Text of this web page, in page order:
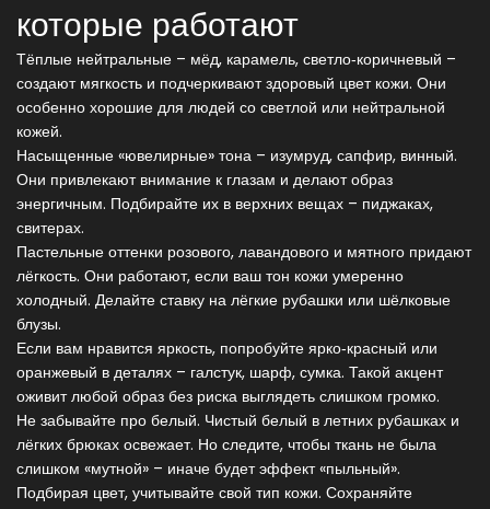
которые работают
Тёплые нейтральные – мёд, карамель, светло‑коричневый –
создают мягкость и подчеркивают здоровый цвет кожи. Они
особенно хорошие для людей со светлой или нейтральной
кожей.
Насыщенные «ювелирные» тона – изумруд, сапфир, винный.
Они привлекают внимание к глазам и делают образ
энергичным. Подбирайте их в верхних вещах – пиджаках,
свитерах.
Пастельные оттенки розового, лавандового и мятного придают
лёгкость. Они работают, если ваш тон кожи умеренно
холодный. Делайте ставку на лёгкие рубашки или шёлковые
блузы.
Если вам нравится яркость, попробуйте ярко‑красный или
оранжевый в деталях – галстук, шарф, сумка. Такой акцент
оживит любой образ без риска выглядеть слишком громко.
Не забывайте про белый. Чистый белый в летних рубашках и
лёгких брюках освежает. Но следите, чтобы ткань не была
слишком «мутной» – иначе будет эффект «пыльный».
Подбирая цвет, учитывайте свой тип кожи. Сохраняйте